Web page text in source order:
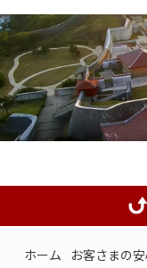
ホーム お客さまの